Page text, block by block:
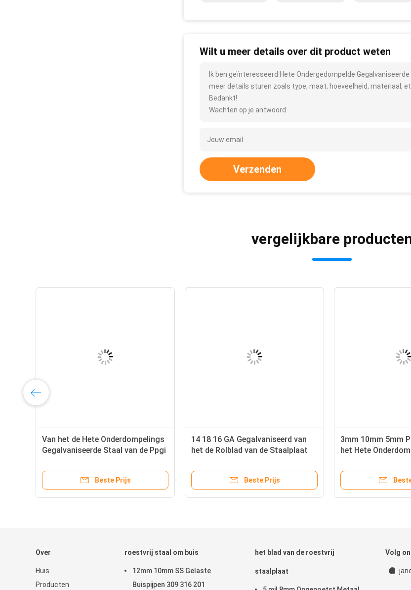
Wilt u meer details over dit product weten
Ik ben geïnteresseerd Hete Ondergedompelde
meer details sturen zoals type, maat, hoeveelheid, materiaal,
Bedankt!
Wachten op je antwoord.
Verzenden
vergelijkbare
Van het de Hete Onderdompelings
Gegalvaniseerde Staal van de Ppgi
6mm Gi Bladrol
Beste Prijs
14 18 16 GA Gegalvaniseerd van
het de Rolblad van de Staalplaat
Gegalvaniseerd Staal Verklaard de
Beste Prijs
3mm 10mm 5mm
het Hete
3/4“
Over
Huis
Producten
roestvrij staal om buis
12mm 10mm SS Gelaste
Buispijpen 309 316 201
het blad van de roestvrij
staalplaat
Volg